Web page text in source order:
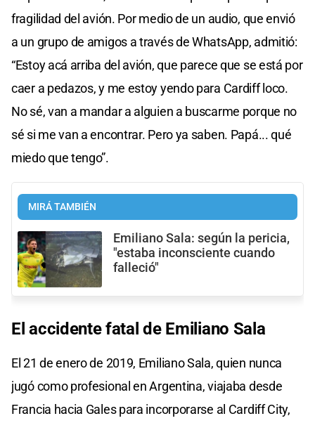
fragilidad del avión. Por medio de un audio, que envió
a un grupo de amigos a través de WhatsApp, admitió:
“Estoy acá arriba del avión, que parece que se está por
caer a pedazos, y me estoy yendo para Cardiff loco.
No sé, van a mandar a alguien a buscarme porque no
sé si me van a encontrar. Pero ya saben. Papá... qué
miedo que tengo”.
MIRÁ TAMBIÉN
Emiliano Sala: según la pericia,
"estaba inconsciente cuando
falleció"
El accidente fatal de Emiliano Sala
El 21 de enero de 2019, Emiliano Sala, quien nunca
jugó como profesional en Argentina, viajaba desde
Francia hacia Gales para incorporarse al Cardiff City,